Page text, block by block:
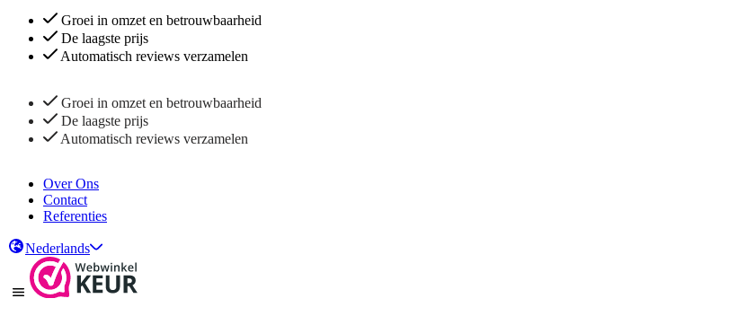
Groei in omzet en betrouwbaarheid
De laagste prijs
Automatisch reviews verzamelen
Groei in omzet en betrouwbaarheid
De laagste prijs
Automatisch reviews verzamelen
Over Ons
Contact
Referenties
Nederlands